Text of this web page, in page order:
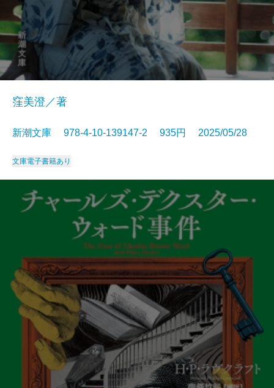
窪美澄／著
新潮文庫 978-4-10-139147-2 935円 2025/05/28
文庫電子書籍あり